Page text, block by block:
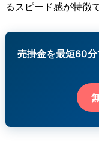
るスピード感が特徴で
売掛金を最短60